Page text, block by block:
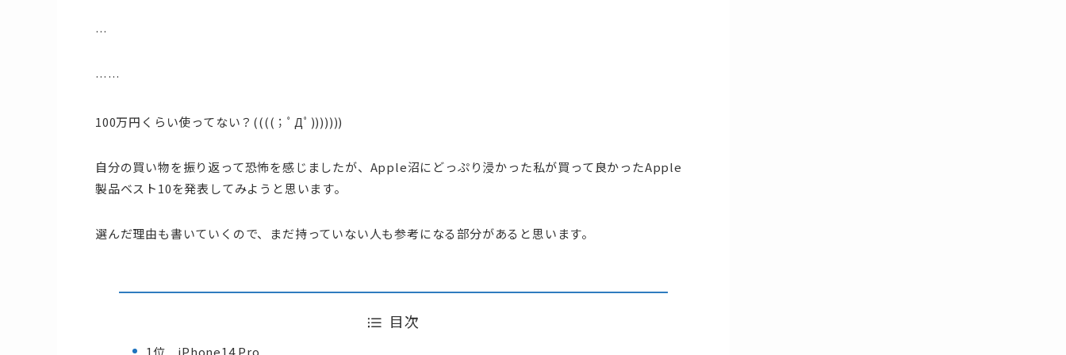
…
……
100万円くらい使ってない？((((；ﾟДﾟ)))))))
自分の買い物を振り返って恐怖を感じましたが、Apple沼にどっぷり浸かった私が買って良かったApple
製品ベスト10を発表してみようと思います。
選んだ理由も書いていくので、まだ持っていない人も参考になる部分があると思います。
目次
1位 iPhone14 Pro